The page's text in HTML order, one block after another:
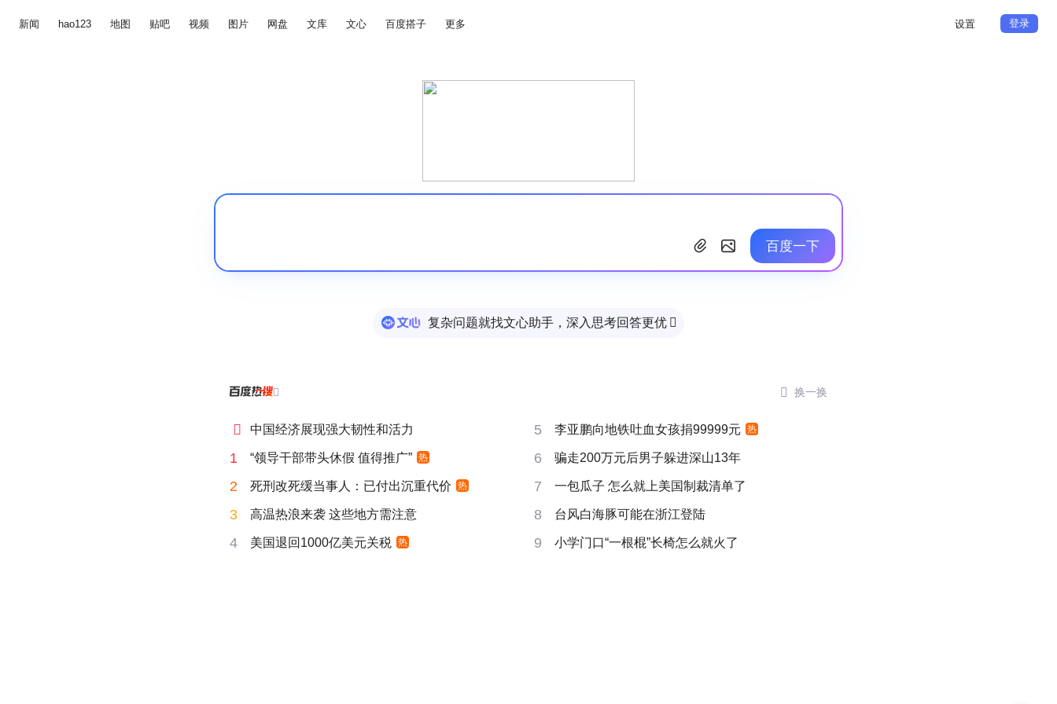
新闻 hao123 地图 贴吧 视频 图片 网盘 文库 文心 百度搭子 更多 设置 登录
百度一下
复杂问题就找文心助手，深入思考回答更优 
  换一换
 中国经济展现强大韧性和活力 5 李亚鹏向地铁吐血女孩捐99999元 热
1 “领导干部带头休假 值得推广” 热 6 骗走200万元后男子躲进深山13年
2 死刑改死缓当事人：已付出沉重代价 热 7 一包瓜子 怎么就上美国制裁清单了
3 高温热浪来袭 这些地方需注意 8 台风白海豚可能在浙江登陆
4 美国退回1000亿美元关税 热 9 小学门口“一根棍”长椅怎么就火了